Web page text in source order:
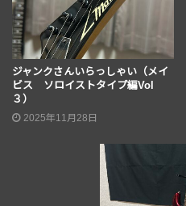
ジャンクさんいらっしゃい（メイ
ビス ソロイストタイプ編Vol
３）
2025年11月28日